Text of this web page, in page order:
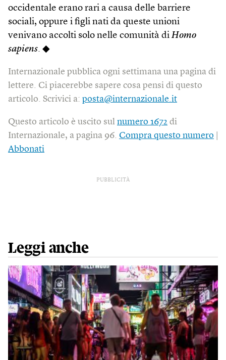
occidentale erano rari a causa delle barriere
sociali, oppure i figli nati da queste unioni
venivano accolti solo nelle comunità di Homo
sapiens. ◆
Internazionale pubblica ogni settimana una pagina di
lettere. Ci piacerebbe sapere cosa pensi di questo
articolo. Scrivici a: posta@internazionale.it
Questo articolo è uscito sul numero 1672 di
Internazionale, a pagina 96. Compra questo numero
Abbonati
PUBBLICITÀ
Leggi anche